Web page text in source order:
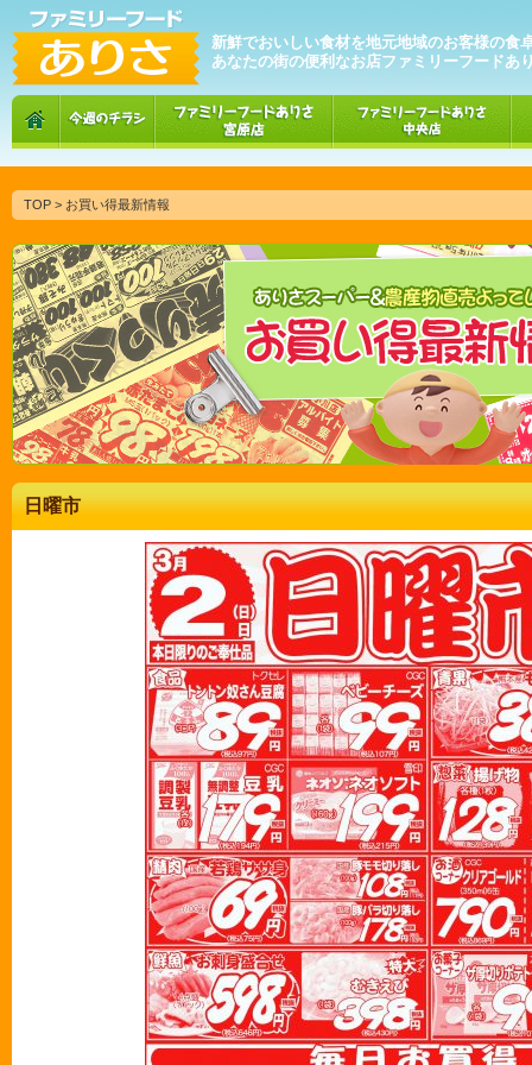
新鮮でおいしい食材を地元地域のお客様の食
あなたの街の便利なお店ファミリーフードあ
TOP > お買い得最新情報
日曜市